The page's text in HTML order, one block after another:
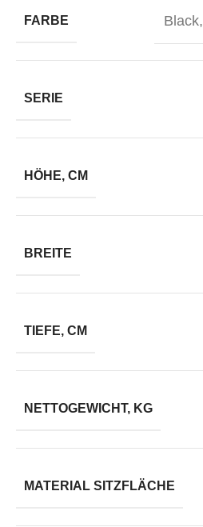
FARBE Black,
SERIE
HÖHE, CM
BREITE
TIEFE, CM
NETTOGEWICHT, KG
MATERIAL SITZFLÄCHE